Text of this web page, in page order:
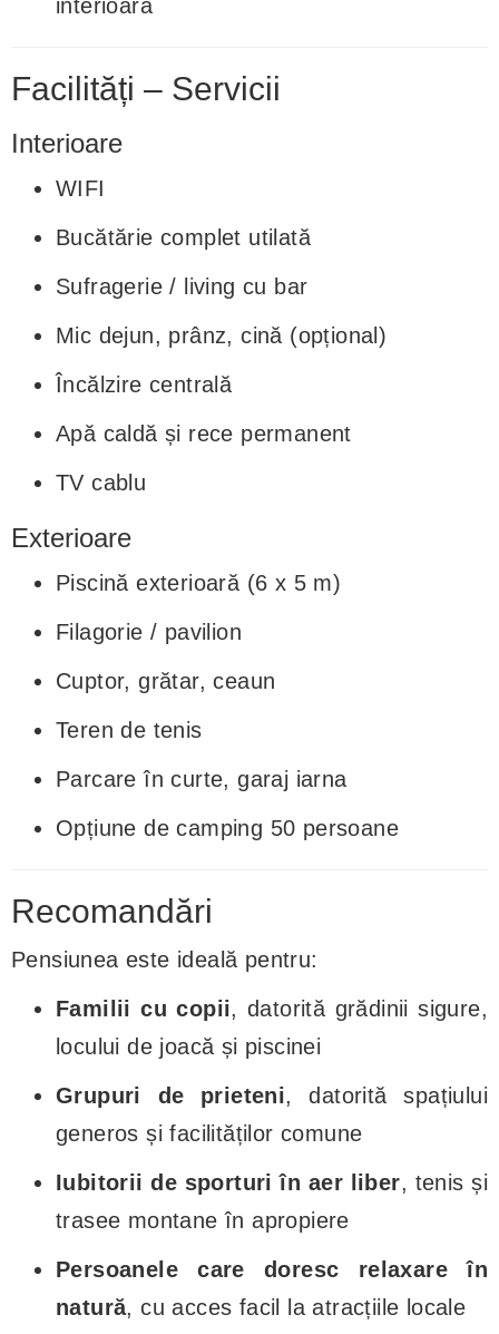
interioară
Facilități – Servicii
Interioare
WIFI
Bucătărie complet utilată
Sufragerie / living cu bar
Mic dejun, prânz, cină (opțional)
Încălzire centrală
Apă caldă și rece permanent
TV cablu
Exterioare
Piscină exterioară (6 x 5 m)
Filagorie / pavilion
Cuptor, grătar, ceaun
Teren de tenis
Parcare în curte, garaj iarna
Opțiune de camping 50 persoane
Recomandări
Pensiunea este ideală pentru:
Familii cu copii, datorită grădinii sigure,
locului de joacă și piscinei
Grupuri de prieteni, datorită spațiului
generos și facilităților comune
Iubitorii de sporturi în aer liber, tenis și
trasee montane în apropiere
Persoanele care doresc relaxare în
natură, cu acces facil la atracțiile locale